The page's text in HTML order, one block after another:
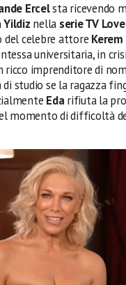
Ercelsta ricevendo
Yildiz nella serie TV
del celebre attore
universitaria, in
ricco imprenditore di
studio se la ragazza
Edarifiuta la
momento di difficoltà